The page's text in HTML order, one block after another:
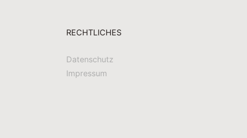
RECHTLICHES
Datenschutz
Impressum